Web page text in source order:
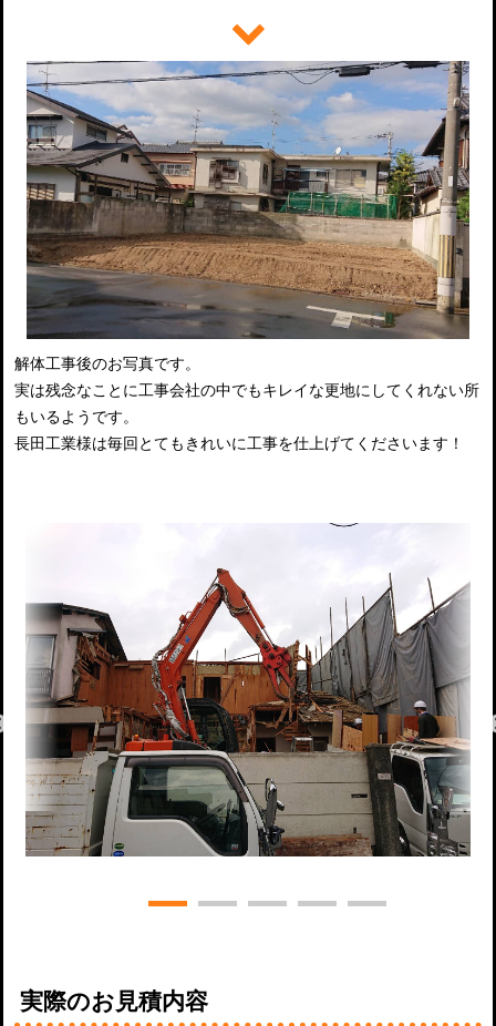
解体工事後のお写真です。
実は残念なことに工事会社の中でもキレイな更地にしてくれない所
もいるようです。
長田工業様は毎回とてもきれいに工事を仕上げてくださいます！
実際のお見積内容